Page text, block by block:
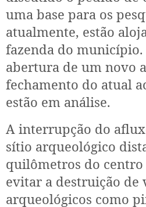
uma base para os
atualmente, estão
fazenda do município.
abertura de um novo
fechamento do atual
estão em análise.
A interrupção do
sítio arqueológico
quilômetros do centro
evitar a destruição de
arqueológicos como